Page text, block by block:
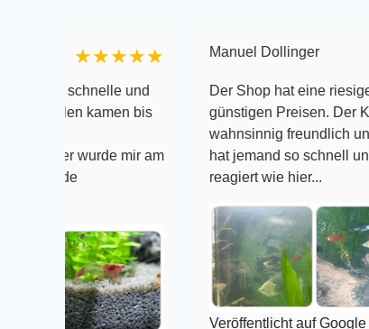
und
kamen bis
mir am
Manuel Dollinger
Der Shop hat eine riesige Auswahl
günstigen Preisen. Der
wahnsinnig freundlich und
hat jemand so schnell und
reagiert wie hier...
Veröffentlicht auf Google